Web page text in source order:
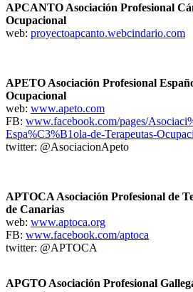
APCANTO Asociación Profesional
Ocupacional
web: proyectoapcanto.webcindario.com
APETO Asociación Profesional
Ocupacional
web: www.apeto.com
FB: www.facebook.com/pages/
Espa%C3%B1ola-de-Terapeutas-
twitter: @AsociacionApeto
APTOCA Asociación Profesional de
de Canarias
web: www.aptoca.org
FB: www.facebook.com/aptoca
twitter: @APTOCA
APGTO Asociación Profesional